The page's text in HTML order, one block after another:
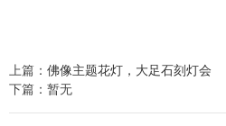
上篇： 佛像主题花灯，大足石刻灯会
下篇：暂无